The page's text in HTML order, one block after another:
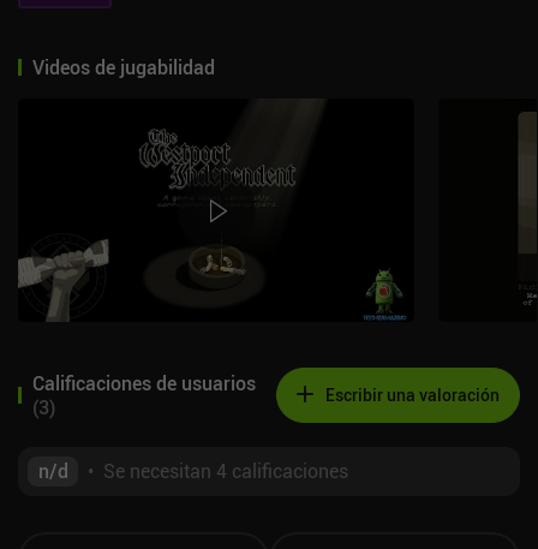
Videos de jugabilidad
Calificaciones de usuarios
(3) Escribir una valoración
n/d • Se necesitan 4 calificaciones